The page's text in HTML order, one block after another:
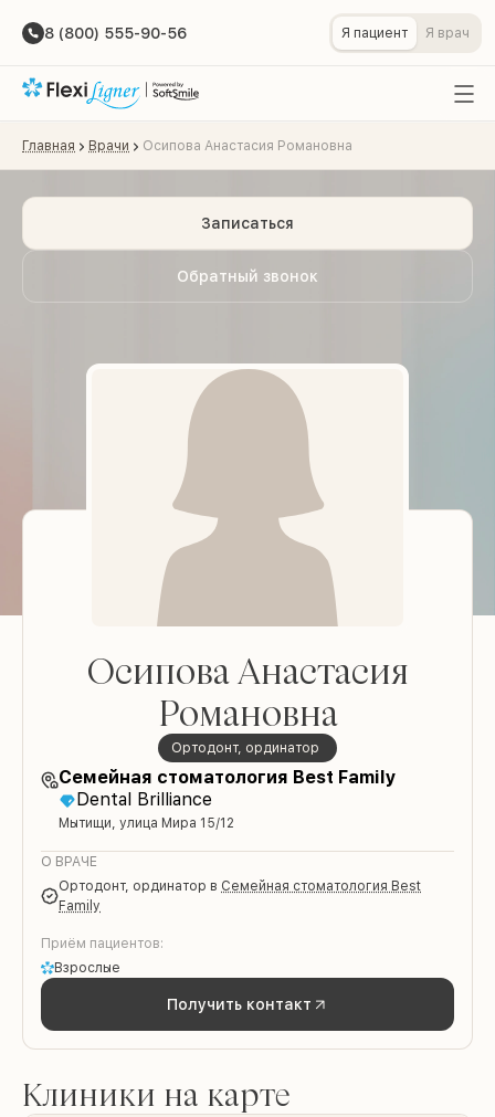
8 (800) 555-90-56 Я пациент Я врач
Главная Врачи Осипова Анастасия Романовна
Обратный звонок
Записаться
Осипова Анастасия
Романовна
ортодонт, ординатор
Семейная стоматология Best Family
Dental Brilliance
Мытищи, улица Мира 15/12
О ВРАЧЕ
ортодонт, ординатор в Семейная стоматология Best
Family
Приём пациентов:
Взрослые
Получить контакт
Клиники на карте